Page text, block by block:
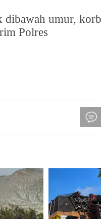
dibawah umur,
Polres